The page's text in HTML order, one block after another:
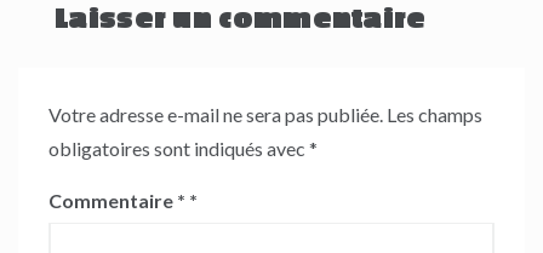
Laisser un commentaire
Votre adresse e-mail ne sera pas publiée. Les champs
obligatoires sont indiqués avec *
Commentaire *